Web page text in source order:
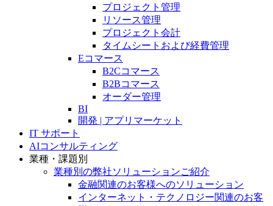
プロジェクト管理
リソース管理
プロジェクト会計
タイムシートおよび経費管理
Eコマース
B2Cコマース
B2Bコマース
オーダー管理
BI
開発 | アプリマーケット
IT サポート
AIコンサルティング
業種・課題別
業種別の弊社ソリューションご紹介
金融関連のお客様へのソリューション
インターネット・テクノロジー関連のお客